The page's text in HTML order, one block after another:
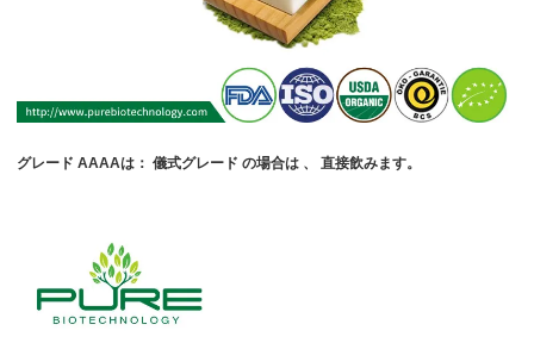
グレード AAAAは： 儀式グレード の場合は 、 直接飲みます。